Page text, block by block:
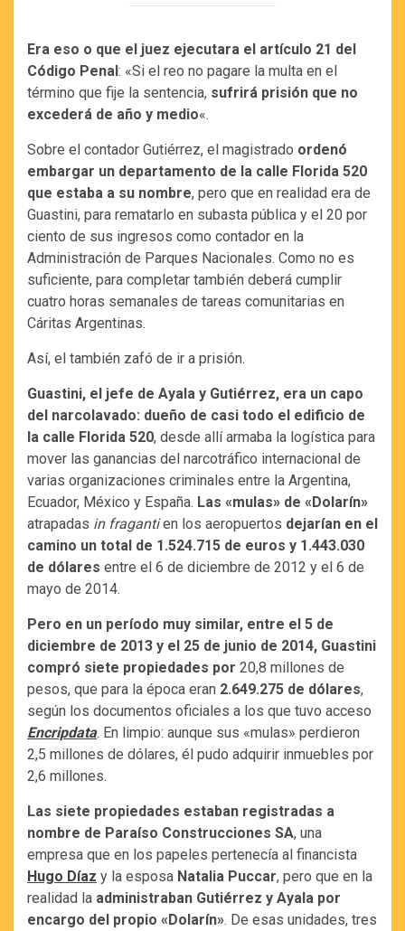
Era eso o que el juez ejecutara el artículo 21 del
Código Penal: «Si el reo no pagare la multa en el
término que fije la sentencia, sufrirá prisión que no
excederá de año y medio«.
Sobre el contador Gutiérrez, el magistrado ordenó
embargar un departamento de la calle Florida 520
que estaba a su nombre, pero que en realidad era de
Guastini, para rematarlo en subasta pública y el 20 por
ciento de sus ingresos como contador en la
Administración de Parques Nacionales. Como no es
suficiente, para completar también deberá cumplir
cuatro horas semanales de tareas comunitarias en
Cáritas Argentinas.
Así, el también zafó de ir a prisión.
Guastini, el jefe de Ayala y Gutiérrez, era un capo
del narcolavado: dueño de casi todo el edificio de
la calle Florida 520, desde allí armaba la logística para
mover las ganancias del narcotráfico internacional de
varias organizaciones criminales entre la Argentina,
Ecuador, México y España. Las «mulas» de «Dolarín»
atrapadas in fragantien los aeropuertos dejarían en el
camino un total de 1.524.715 de euros y 1.443.030
de dólares entre el 6 de diciembre de 2012 y el 6 de
mayo de 2014.
Pero en un período muy similar, entre el 5 de
diciembre de 2013 y el 25 de junio de 2014, Guastini
compró siete propiedades por 20,8 millones de
pesos, que para la época eran 2.649.275 de dólares,
según los documentos oficiales a los que tuvo acceso
Encripdata. En limpio: aunque sus «mulas» perdieron
2,5 millones de dólares, él pudo adquirir inmuebles por
2,6 millones.
Las siete propiedades estaban registradas a
nombre de Paraíso Construcciones SA, una
empresa que en los papeles pertenecía al financista
Hugo Díaz y la esposa Natalia Puccar, pero que en la
realidad la administraban Gutiérrez y Ayala por
encargo del propio «Dolarín». De esas unidades, tres